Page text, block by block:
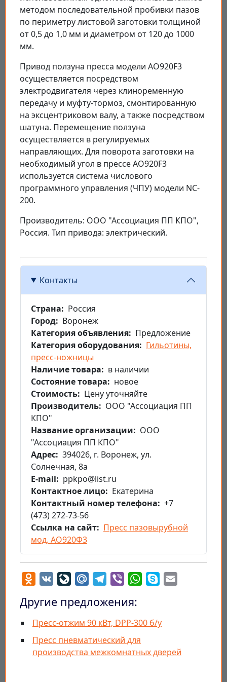
методом последовательной пробивки пазов
по периметру листовой заготовки толщиной
от 0,5 до 1,0 мм и диаметром от 120 до 1000
мм.
Привод ползуна пресса модели AO920F3
осуществляется посредством
электродвигателя через клиноременную
передачу и муфту-тормоз, смонтированную
на эксцентриковом валу, а также посредством
шатуна. Перемещение ползуна
осуществляется в регулируемых
направляющих. Для поворота заготовки на
необходимый угол в прессе AO920F3
используется система числового
программного управления (ЧПУ) модели NC-
200.
Производитель: ООО "Ассоциация ПП КПО",
Россия. Тип привода: электрический.
Контакты
Страна
Россия
Город
Воронеж
Категория объявления
Предложение
Категория оборудования
Гильотины,
пресс-ножницы
Наличие товара
в наличии
Состояние товара
новое
Стоимость
Цену уточняйте
Производитель
ООО "Ассоциация ПП
КПО"
Название организации
ООО
"Ассоциация ПП КПО"
Aдрес 394026, г. Воронеж, ул.
Солнечная, 8а
E-mail
ppkpo@list.ru
Контактное лицо
Екатерина
Контактный номер телефона
+7
(473) 272-73-56
Ссылка на сайт
Пресс пазовырубной
мод. АО920Ф3
Odnoklassniki
VK LiveJournal
Mail.RuTelegram
Viber WhatsApp
Skype
Другие предложения:
Пресс-отжим 90 кВт, DPP-300 б/у
Пресс пневматический для
производства межкомнатных дверей